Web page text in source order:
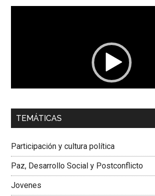
00:00
Dra. Carolina Corcho Mejía,Presidenta
Colombiana
TEMÁTICAS
Participación y cultura política
Paz, Desarrollo Social y Postconflicto
Jovenes